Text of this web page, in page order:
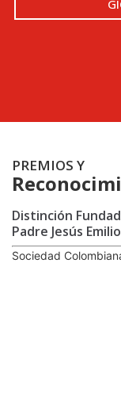
PREMIOS Y
Distinción
Padre Jesús
Sociedad